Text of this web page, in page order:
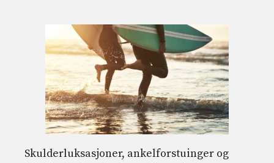
Skulderluksasjoner, ankelforstuinger og